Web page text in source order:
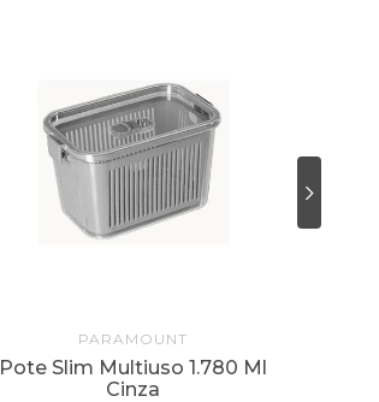
PARAMOUNT
Pote Slim Multiuso 1.780 Ml
Cinza